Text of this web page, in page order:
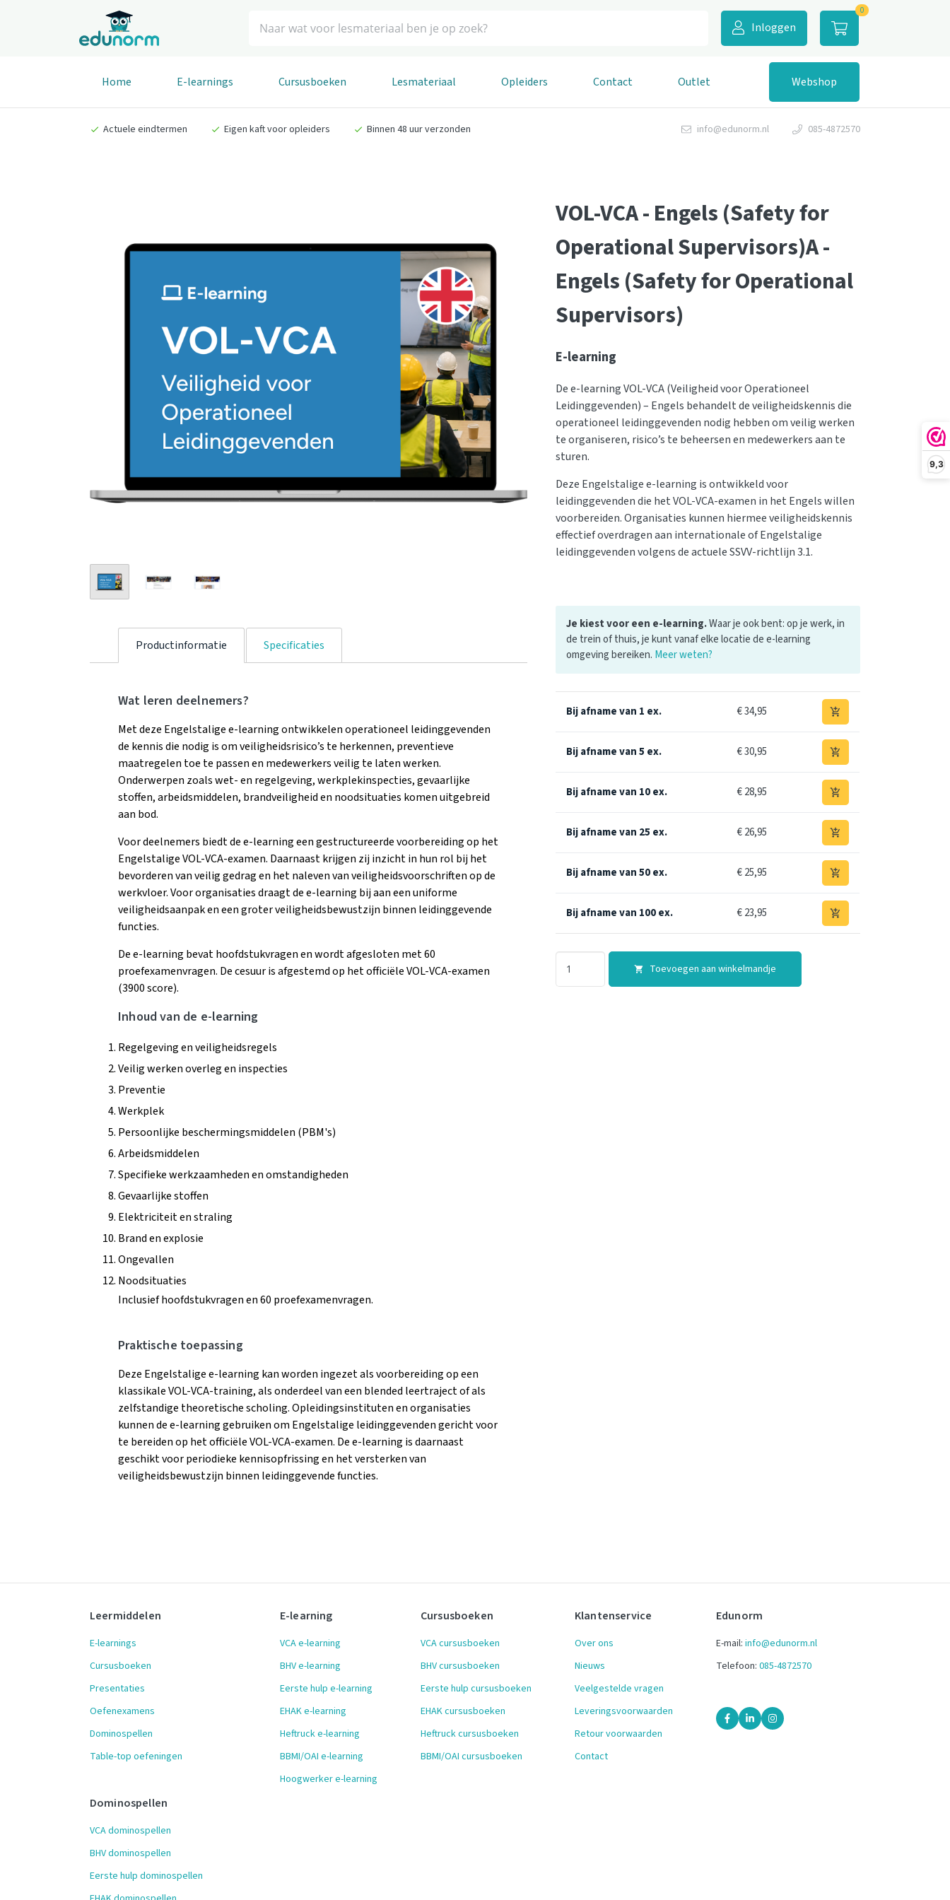
9,3
Inloggen
0
Home E-learnings Cursusboeken Lesmateriaal Opleiders Contact Outlet Webshop
Actuele eindtermen Eigen kaft voor opleiders Binnen 48 uur verzonden info@edunorm.nl 085-4872570
Productinformatie Specificaties
Wat leren deelnemers?
Met deze Engelstalige e-learning ontwikkelen operationeel leidinggevenden
de kennis die nodig is om veiligheidsrisico’s te herkennen, preventieve
maatregelen toe te passen en medewerkers veilig te laten werken.
Onderwerpen zoals wet- en regelgeving, werkplekinspecties, gevaarlijke
stoffen, arbeidsmiddelen, brandveiligheid en noodsituaties komen uitgebreid
aan bod.
Voor deelnemers biedt de e-learning een gestructureerde voorbereiding op het
Engelstalige VOL-VCA-examen. Daarnaast krijgen zij inzicht in hun rol bij het
bevorderen van veilig gedrag en het naleven van veiligheidsvoorschriften op de
werkvloer. Voor organisaties draagt de e-learning bij aan een uniforme
veiligheidsaanpak en een groter veiligheidsbewustzijn binnen leidinggevende
functies.
De e-learning bevat hoofdstukvragen en wordt afgesloten met 60
proefexamenvragen. De cesuur is afgestemd op het officiële VOL-VCA-examen
(3900 score).
Inhoud van de e-learning
Regelgeving en veiligheidsregels
Veilig werken overleg en inspecties
Preventie
Werkplek
Persoonlijke beschermingsmiddelen (PBM's)
Arbeidsmiddelen
Specifieke werkzaamheden en omstandigheden
Gevaarlijke stoffen
Elektriciteit en straling
Brand en explosie
Ongevallen
Noodsituaties
Inclusief hoofdstukvragen en 60 proefexamenvragen.
Praktische toepassing
Deze Engelstalige e-learning kan worden ingezet als voorbereiding op een
klassikale VOL-VCA-training, als onderdeel van een blended leertraject of als
zelfstandige theoretische scholing. Opleidingsinstituten en organisaties
kunnen de e-learning gebruiken om Engelstalige leidinggevenden gericht voor
te bereiden op het officiële VOL-VCA-examen. De e-learning is daarnaast
geschikt voor periodieke kennisopfrissing en het versterken van
veiligheidsbewustzijn binnen leidinggevende functies.
VOL-VCA - Engels (Safety for
Operational Supervisors)A -
Engels (Safety for Operational
Supervisors)
E-learning
De e-learning VOL-VCA (Veiligheid voor Operationeel
Leidinggevenden) – Engels behandelt de veiligheidskennis die
operationeel leidinggevenden nodig hebben om veilig werken
te organiseren, risico’s te beheersen en medewerkers aan te
sturen.
Deze Engelstalige e-learning is ontwikkeld voor
leidinggevenden die het VOL-VCA-examen in het Engels willen
voorbereiden. Organisaties kunnen hiermee veiligheidskennis
effectief overdragen aan internationale of Engelstalige
leidinggevenden volgens de actuele SSVV-richtlijn 3.1.
Je kiest voor een e-learning.Waar je ook bent: op je werk, in
de trein of thuis, je kunt vanaf elke locatie de e-learning
omgeving bereiken. Meer weten?
Bij afname van 1 ex. € 34,95 add_shopping_cart
Bij afname van 5 ex. € 30,95 add_shopping_cart
Bij afname van 10 ex. € 28,95 add_shopping_cart
Bij afname van 25 ex. € 26,95 add_shopping_cart
Bij afname van 50 ex. € 25,95 add_shopping_cart
Bij afname van 100 ex. € 23,95 add_shopping_cart
shopping_cart Toevoegen aan winkelmandje
Leermiddelen
E-learnings
Cursusboeken
Presentaties
Oefenexamens
Dominospellen
Table-top oefeningen
Dominospellen
VCA dominospellen
BHV dominospellen
Eerste hulp dominospellen
E-learning
VCA e-learning
BHV e-learning
Eerste hulp e-learning
EHAK e-learning
Heftruck e-learning
BBMI/OAI e-learning
Hoogwerker e-learning
Cursusboeken
VCA cursusboeken
BHV cursusboeken
Eerste hulp cursusboeken
EHAK cursusboeken
Heftruck cursusboeken
BBMI/OAI cursusboeken
Klantenservice
Over ons
Nieuws
Veelgestelde vragen
Leveringsvoorwaarden
Retour voorwaarden
Contact
Edunorm
E-mail: info@edunorm.nl
Telefoon: 085-4872570